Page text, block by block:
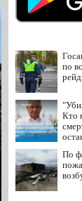
по
Кто
По